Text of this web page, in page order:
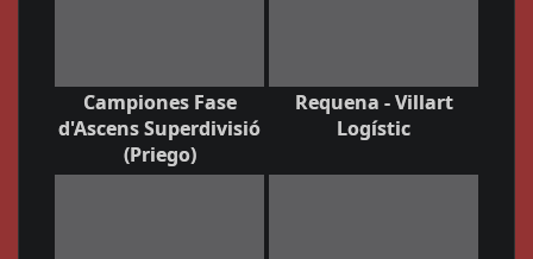
Campiones Fase
d'Ascens Superdivisió
(Priego)
Requena - Villart
Logístic